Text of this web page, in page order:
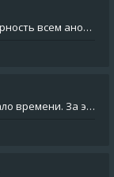
Хочу выразить искреннюю благодарность всем анонимным пользователям, которые поддержали наше сообщество финансово. Благод
💡 Друзья, скажу прямо. Осталось мало времени. За это время нам нужно закрыть последние обязательные расходы: около 500